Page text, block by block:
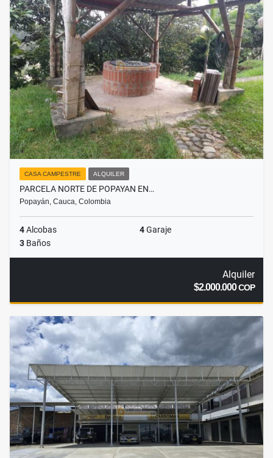
CASA CAMPESTRE ALQUILER
PARCELA NORTE DE POPAYAN EN…
Popayán, Cauca, Colombia
4Alcobas 4Garaje
3 Baños
Alquiler
$2.000.000COP